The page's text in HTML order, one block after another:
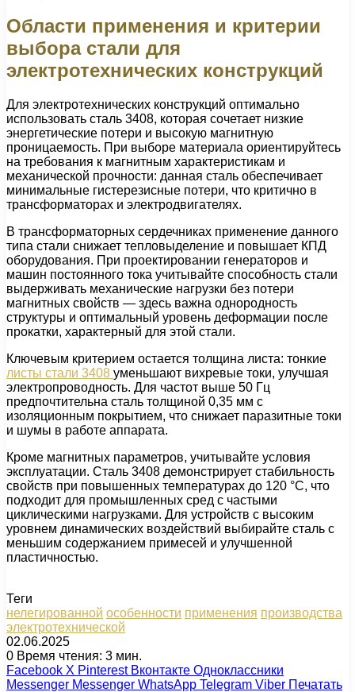
Области применения и критерии
выбора стали для
электротехнических конструкций
Для электротехнических конструкций оптимально
использовать сталь 3408, которая сочетает низкие
энергетические потери и высокую магнитную
проницаемость. При выборе материала ориентируйтесь
на требования к магнитным характеристикам и
механической прочности: данная сталь обеспечивает
минимальные гистерезисные потери, что критично в
трансформаторах и электродвигателях.
В трансформаторных сердечниках применение данного
типа стали снижает тепловыделение и повышает КПД
оборудования. При проектировании генераторов и
машин постоянного тока учитывайте способность стали
выдерживать механические нагрузки без потери
магнитных свойств — здесь важна однородность
структуры и оптимальный уровень деформации после
прокатки, характерный для этой стали.
Ключевым критерием остается толщина листа: тонкие
листы стали 3408 уменьшают вихревые токи, улучшая
электропроводность. Для частот выше 50 Гц
предпочтительна сталь толщиной 0,35 мм с
изоляционным покрытием, что снижает паразитные токи
и шумы в работе аппарата.
Кроме магнитных параметров, учитывайте условия
эксплуатации. Сталь 3408 демонстрирует стабильность
свойств при повышенных температурах до 120 °C, что
подходит для промышленных сред с частыми
циклическими нагрузками. Для устройств с высоким
уровнем динамических воздействий выбирайте сталь с
меньшим содержанием примесей и улучшенной
пластичностью.
Теги
нелегированной особенности применения производства
электротехнической
02.06.2025
0 Время чтения: 3 мин.
Facebook X Pinterest Вконтакте Одноклассники
Messenger Messenger WhatsApp Telegram Viber Печатать